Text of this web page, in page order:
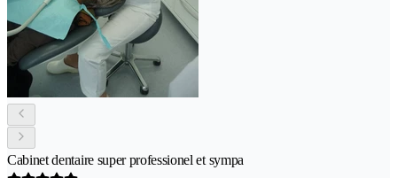
Cabinet dentaire super professionel et sympa